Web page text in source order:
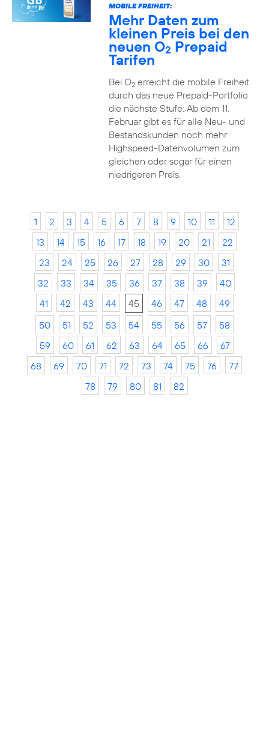
MOBILE FREIHEIT:
Mehr Daten zum
kleinen Preis bei den
neuen O2 Prepaid
Tarifen
Bei O2erreicht die mobile Freiheit
durch das neue Prepaid-Portfolio
die nächste Stufe: Ab dem 11.
Februar gibt es für alle Neu- und
Bestandskunden noch mehr
Highspeed-Datenvolumen zum
gleichen oder sogar für einen
niedrigeren Preis.
1 2 3 4 5 6 7 8 9 10 11
12
13
14 15 16 17 18 19 20 21
22
23
24 25 26 27 28 29 30
31
32
33 34 35 36 37 38 39
40
41
42 43 44 45 46 47 48
49
50
51 52 53 54 55 56 57
58
59
60 61 62 63 64 65 66
67
68
69 70 71 72 73 74 75 76
77
78
79 80 81 82